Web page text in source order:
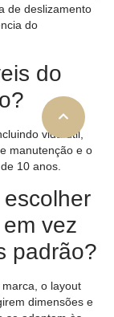
de deslizamento
do
do
vida útil,
manutenção e o
10 anos.
vez
padrão?
o layout
dimensões e